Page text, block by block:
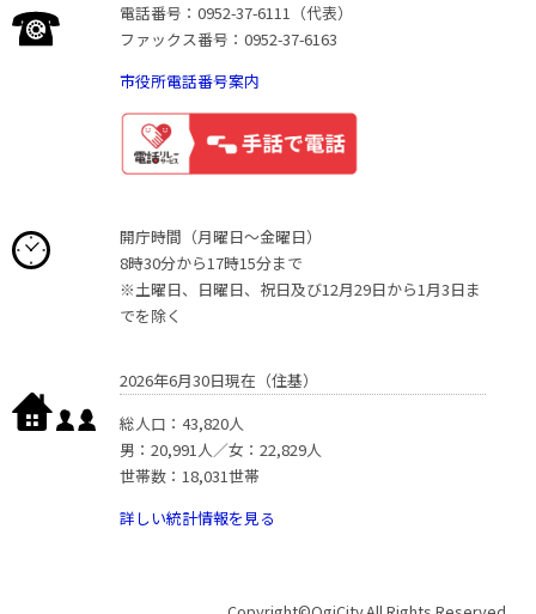
電話番号：0952-37-6111（代表）
ファックス番号：0952-37-6163
市役所電話番号案内
開庁時間（月曜日〜金曜日）
8時30分から17時15分まで
※土曜日、日曜日、祝日及び12月29日から1月3日ま
でを除く
2026年6月30日現在（住基）
総人口：43,820人
男：20,991人／女：22,829人
世帯数：18,031世帯
詳しい統計情報を見る